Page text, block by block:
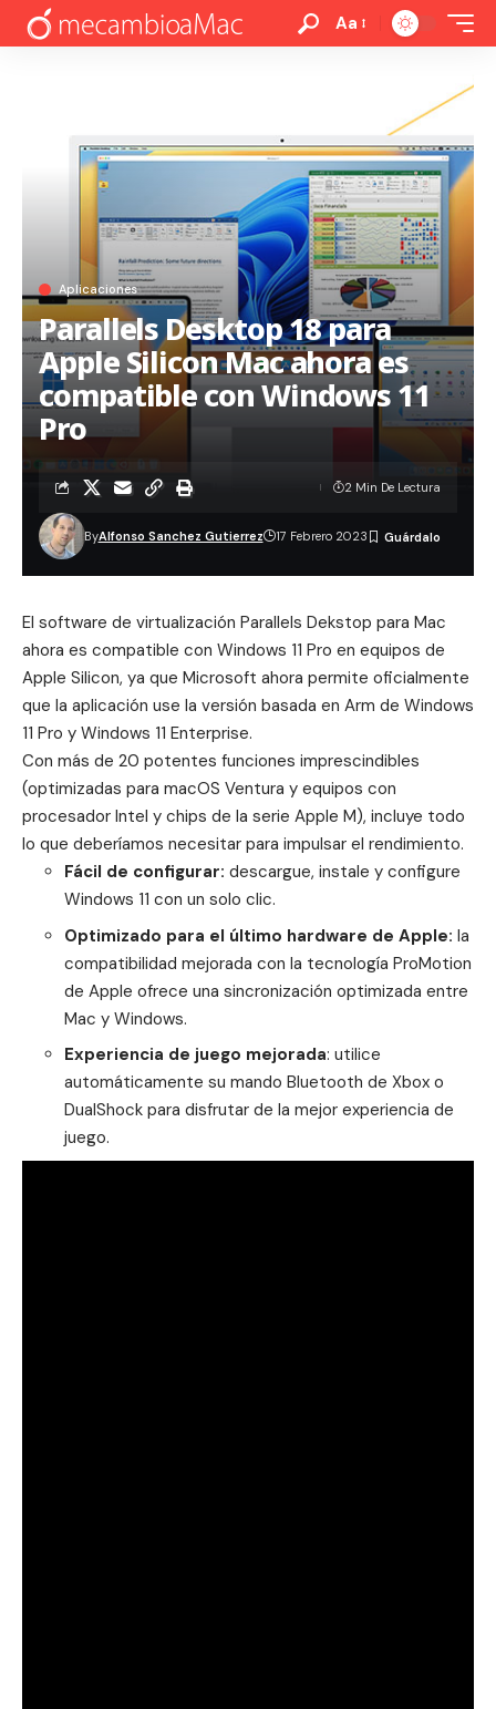
Aa
Aplicaciones
Parallels Desktop 18 para
Apple Silicon Mac ahora es
compatible con Windows 11
Pro
ByAlfonso Sanchez Gutierrez 17 Febrero 2023
2 Min De Lectura
El software de virtualización Parallels Dekstop para Mac
ahora es compatible con Windows 11 Pro en equipos de
Apple Silicon, ya que Microsoft ahora permite oficialmente
que la aplicación use la versión basada en Arm de Windows
11 Pro y Windows 11 Enterprise.
Con más de 20 potentes funciones imprescindibles
(optimizadas para macOS Ventura y equipos con
procesador Intel y chips de la serie Apple M), incluye todo
lo que deberíamos necesitar para impulsar el rendimiento.
Fácil de configurar: descargue, instale y configure
Windows 11 con un solo clic.
Optimizado para el último hardware de Apple: la
compatibilidad mejorada con la tecnología ProMotion
de Apple ofrece una sincronización optimizada entre
Mac y Windows.
Experiencia de juego mejorada: utilice
automáticamente su mando Bluetooth de Xbox o
DualShock para disfrutar de la mejor experiencia de
juego.